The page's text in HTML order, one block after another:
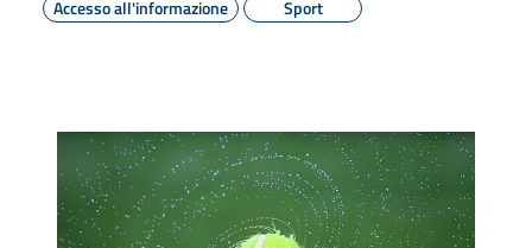
Accesso all'informazione
Sport